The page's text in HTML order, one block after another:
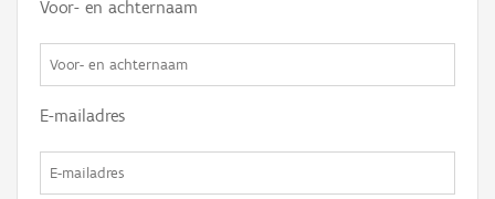
Voor- en achternaam
E-mailadres